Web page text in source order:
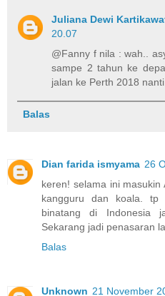
Juliana Dewi
20.07
@Fanny f nila : wah..
sampe 2 tahun ke
jalan ke Perth 2018
Balas
Dian farida ismyama 26
keren! selama ini
kangguru dan koala. tp
binatang di Indonesia
Sekarang jadi penasaran
Balas
Unknown 21 November